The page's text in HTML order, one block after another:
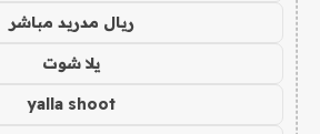
ريال مدريد مباشر
يلا شوت
yalla shoot